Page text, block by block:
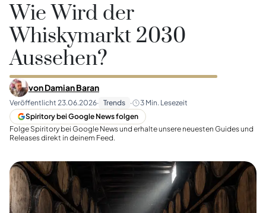
Wie Wird der
Whiskymarkt 2030
Aussehen?
vonDamian Baran
Veröffentlicht 23.06.2026· Trends · 3 Min. Lesezeit
Spiritory bei Google News folgen
Folge Spiritory bei Google News und erhalte unsere neuesten Guides und
Releases direkt in deinem Feed.